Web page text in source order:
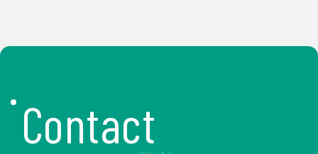
Contact